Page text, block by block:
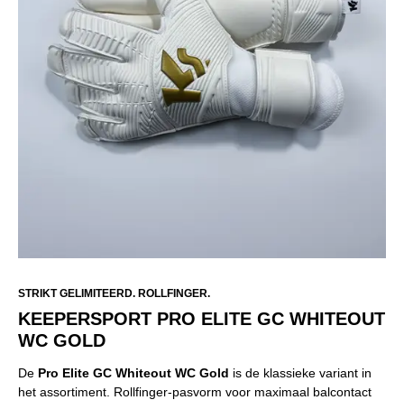
STRIKT GELIMITEERD. ROLLFINGER.
KEEPERSPORT PRO ELITE GC WHITEOUT
WC GOLD
De Pro Elite GC Whiteout WC Gold is de klassieke variant in
het assortiment. Rollfinger-pasvorm voor maximaal balcontact